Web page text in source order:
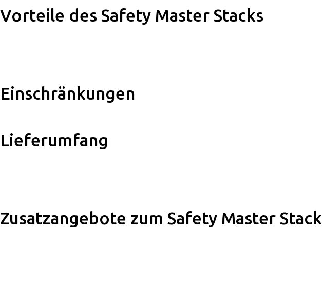
Vorteile des Safety Master Stacks
Einschränkungen
Lieferumfang
Zusatzangebote zum Safety Master Stack